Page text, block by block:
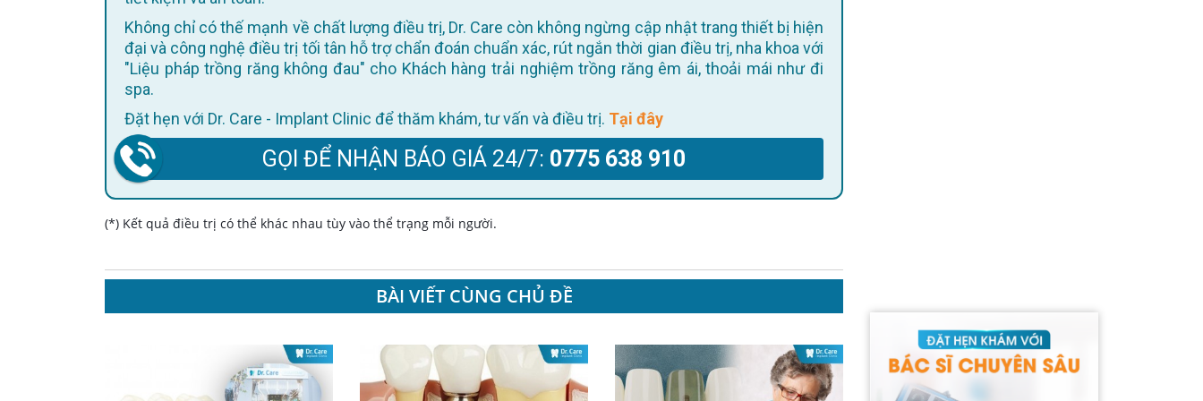
Không chỉ có thế mạnh về chất lượng điều trị, Dr. Care còn không ngừng cập nhật trang thiết bị hiện
đại và công nghệ điều trị tối tân hỗ trợ chẩn đoán chuẩn xác, rút ngắn thời gian điều trị, nha khoa với
"Liệu pháp trồng răng không đau" cho Khách hàng trải nghiệm trồng răng êm ái, thoải mái như đi
spa.
Đặt hẹn với Dr. Care - Implant Clinic để thăm khám, tư vấn và điều trị. Tại đây
GỌI ĐỂ NHẬN BÁO GIÁ 24/7: 0775 638 910
(*) Kết quả điều trị có thể khác nhau tùy vào thể trạng mỗi người.
BÀI VIẾT CÙNG CHỦ ĐỀ